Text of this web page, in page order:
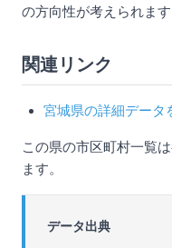
の方向性が考えられます
関連リンク
宮城県の詳細データ
この県の市区町村一覧
ます。
データ出典